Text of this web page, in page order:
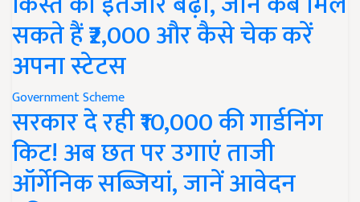
सकते हैं ₹2,000 और कैसे चेक करें
अपना स्टेटस
Government Scheme
सरकार दे रही ₹10,000 की गार्डनिंग
किट! अब छत पर उगाएं ताजी
ऑर्गेनिक सब्जियां, जानें आवेदन